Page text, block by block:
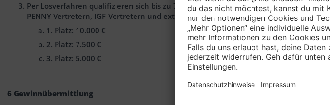
Per Losverfahren qualifizieren sich bis zu 75 Erstplatzierte zusätzlich für die
PENNY Vertretern, IGF-Vertretern und externen Experten, jeweils 3 Regionalsieger.
1. Platz: 10.000 €
2. Platz: 7.500 €
3. Platz: 5.000 €
6 Gewinnübermittlung